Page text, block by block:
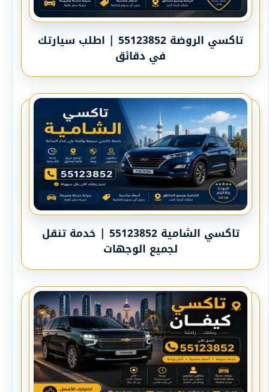
تاكسي الروضة 55123852 | اطلب سيارتك
في دقائق
تاكسي الشامية 55123852 | خدمة تنقل
لجميع الوجهات